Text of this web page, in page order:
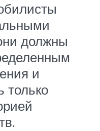
должны
и
только